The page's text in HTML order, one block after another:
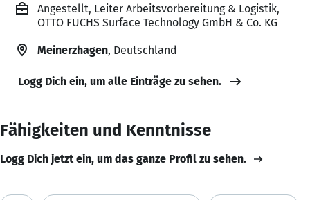
Angestellt, Leiter Arbeitsvorbereitung & Logistik,
OTTO FUCHS Surface Technology GmbH & Co. KG
Meinerzhagen, Deutschland
Logg Dich ein, um alle Einträge zu sehen.
Fähigkeiten und Kenntnisse
Logg Dich jetzt ein, um das ganze Profil zu sehen.